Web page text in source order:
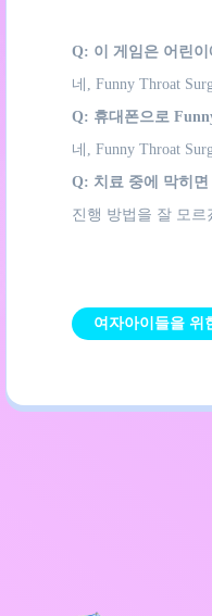
Q: 이 게임은 어린
네, Funny Throat
Q: 휴대폰으로
네, Funny Throat
Q: 치료 중에 막히
진행 방법을 잘 모
여자아이들을 위